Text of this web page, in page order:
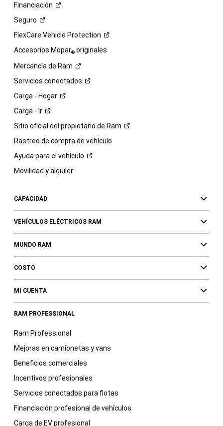
Financiación
Seguro
FlexCare Vehicle Protection
Accesorios Mopar®originales
Mercancía de Ram
Servicios conectados
Carga - Hogar
Carga - Ir
Sitio oficial del propietario de Ram
Rastreo de compra de vehículo
Ayuda para el vehículo
Movilidad y alquiler
CAPACIDAD
VEHÍCULOS ELÉCTRICOS RAM
MUNDO RAM
COSTO
MI CUENTA
RAM PROFESSIONAL
Ram Professional
Mejoras en camionetas y vans
Beneficios comerciales
Incentivos profesionales
Servicios conectados para flotas
Financiación profesional de vehículos
Carga de EV profesional